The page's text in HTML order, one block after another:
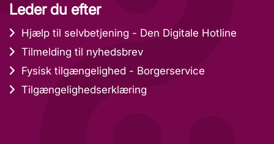
Leder du efter
Hjælp til selvbetjening - Den Digitale Hotline
Tilmelding til nyhedsbrev
Fysisk tilgængelighed - Borgerservice
Tilgængelighedserklæring